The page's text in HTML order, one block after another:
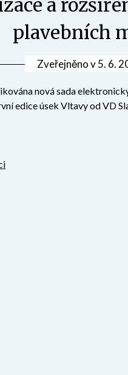
a
plavebních
Zveřejněno v5. 6.
nová sada
edice úsek Vltavy od VD